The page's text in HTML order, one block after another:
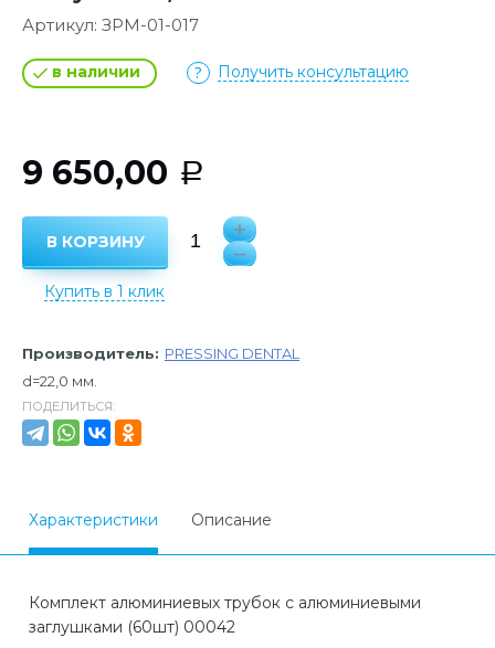
Артикул: ЗРМ-01-017
в наличии Получить консультацию
9 650,00 Р
В КОРЗИНУ
Купить в 1 клик
Производитель: PRESSING DENTAL
d=22,0 мм.
ПОДЕЛИТЬСЯ:
Характеристики Описание
Комплект алюминиевых трубок с алюминиевыми
заглушками (60шт) 00042